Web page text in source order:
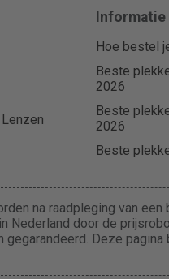
Informatie
Hoe bestel
Beste
2026
Beste
2026
Beste
na raadpleging van
door de
Deze